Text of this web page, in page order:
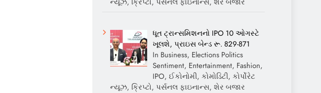
ધૂત ટ્રાન્સમિશનનો IPO 10 ઓગસ્ટે
ખૂલશે, પ્રાઇસ બેન્ડ રૂ. 829-871
In Business, Elections Politics
Sentiment, Entertainment, Fashion,
IPO, ઈકોનોમી, કોમોડિટી, કોર્પોરેટ
ન્યૂઝ, ક્રિપ્ટો, પર્સનલ ફાઇનાન્સ, શેર બજાર